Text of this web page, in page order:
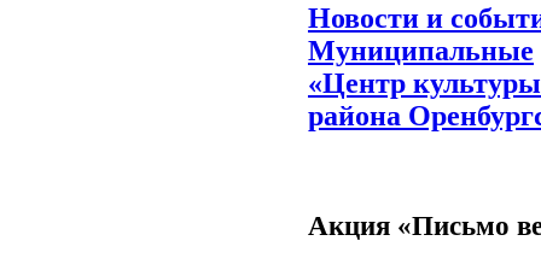
Новости и
Муниципальные
«Центр
района
Акция «Письмо